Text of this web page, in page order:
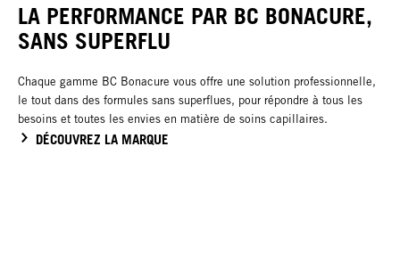
LA PERFORMANCE PAR BC BONACURE,
SANS SUPERFLU
Chaque gamme BC Bonacure vous offre une solution professionnelle,
le tout dans des formules sans superflues, pour répondre à tous les
besoins et toutes les envies en matière de soins capillaires.
DÉCOUVREZ LA MARQUE